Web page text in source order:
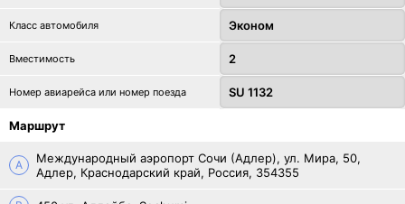
Блог
Услуги в городах
Класс автомобиля Эконом
Вместимость 2
Номер авиарейса или номер поезда SU 1132
Маршрут
A
Международный аэропорт Сочи (Адлер), ул. Мира, 50,
Адлер, Краснодарский край, Россия, 354355